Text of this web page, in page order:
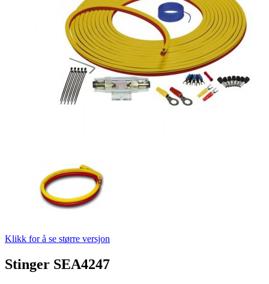
Klikk for å se større versjon
Stinger SEA4247